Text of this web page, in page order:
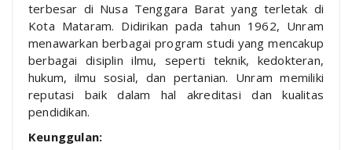
terbesar di Nusa Tenggara Barat yang terletak di
Kota Mataram. Didirikan pada tahun 1962, Unram
menawarkan berbagai program studi yang mencakup
berbagai disiplin ilmu, seperti teknik, kedokteran,
hukum, ilmu sosial, dan pertanian. Unram memiliki
reputasi baik dalam hal akreditasi dan kualitas
pendidikan.
Keunggulan: